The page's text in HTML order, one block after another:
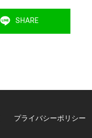
SHARE
プライバシーポリシー